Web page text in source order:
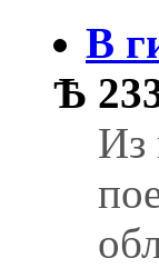
В
Ѣ
Из